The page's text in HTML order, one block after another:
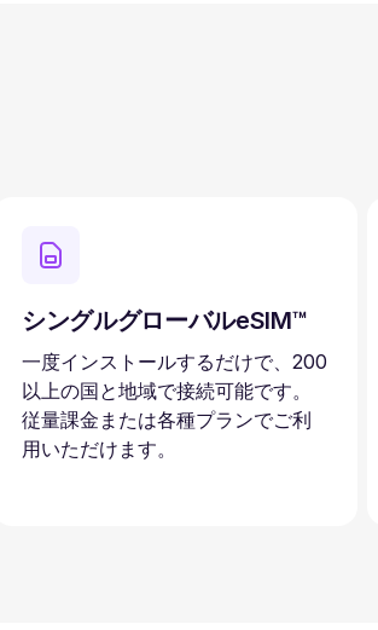
シングルグローバルeSIM™
一度インストールするだけで、200
以上の国と地域で接続可能です。
従量課金または各種プランでご利
用いただけます。